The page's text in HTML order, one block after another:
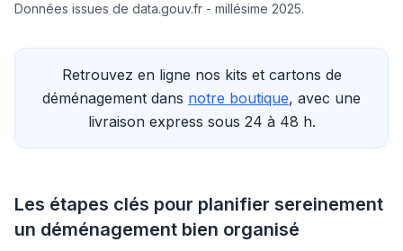
Données issues de data.gouv.fr - millésime 2025.
Retrouvez en ligne nos kits et cartons de
déménagement dans notre boutique, avec une
livraison express sous 24 à 48 h.
Les étapes clés pour planifier sereinement
un déménagement bien organisé